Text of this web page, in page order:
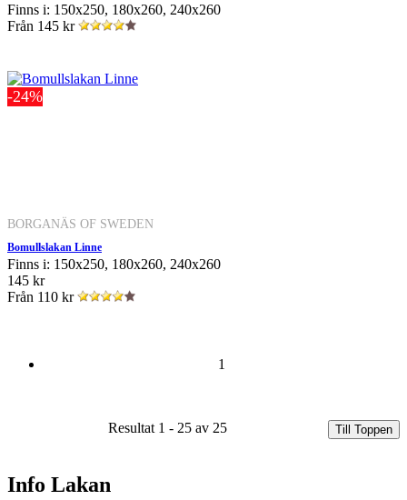
Finns i: 150x250, 180x260, 240x260
Från 145 kr
-24%
BORGANÄS OF SWEDEN
Bomullslakan Linne
Finns i: 150x250, 180x260, 240x260
145 kr
Från 110 kr
1
Resultat 1 - 25 av 25 Till Toppen
Info Lakan